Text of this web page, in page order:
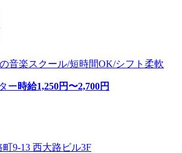
音楽スクール/短時間OK/シフト柔軟
ー時給1,250円〜2,700円
9-13 西大路ビル3F